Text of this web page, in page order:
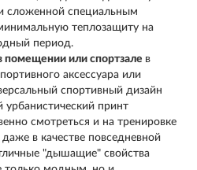
сложенной специальным
теплозащиту на
период.
помещении или спортзале в
аксессуара или
спортивный дизайн
принт
смотреться и на тренировке
в качестве повседневной
"дышащие" свойства